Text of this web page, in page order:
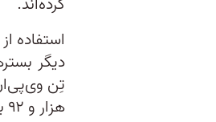
کرده‌اند.
دیگر
هزار و ۹۲ برابر شده است.